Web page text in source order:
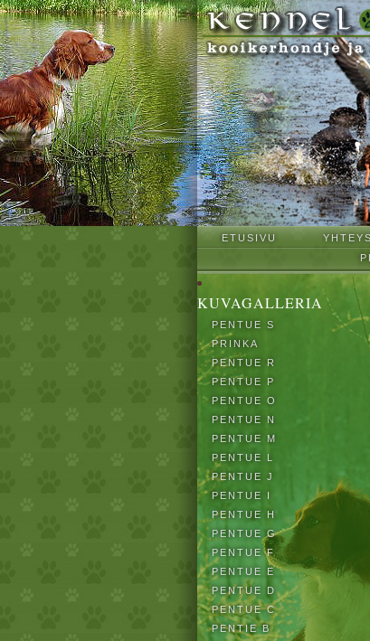
ETUSIVU
KUVAGALLERIA
PENTUE S
PRINKA
PENTUE R
PENTUE P
PENTUE O
PENTUE N
PENTUE M
PENTUE L
PENTUE J
PENTUE I
PENTUE H
PENTUE G
PENTUE F
PENTUE E
PENTUE D
PENTUE C
PENTIE B